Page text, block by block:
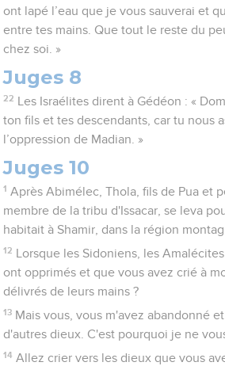
ont lapé l’eau que je vous sauverai et
entre tes mains. Que tout le reste du
chez soi. »
Juges 8
22
Les Israélites dirent à Gédéon : «
ton fils et tes descendants, car tu nous
l’oppression de Madian. »
Juges 10
1 Après Abimélec, Thola, fils de Pua et
membre de la tribu d'Issacar, se leva
habitait à Shamir, dans la région
12
Lorsque les Sidoniens, les
ont opprimés et que vous avez crié à
délivrés de leurs mains ?
13 Mais vous, vous m'avez abandonné
d'autres dieux. C'est pourquoi je ne
14 Allez crier vers les dieux que vous